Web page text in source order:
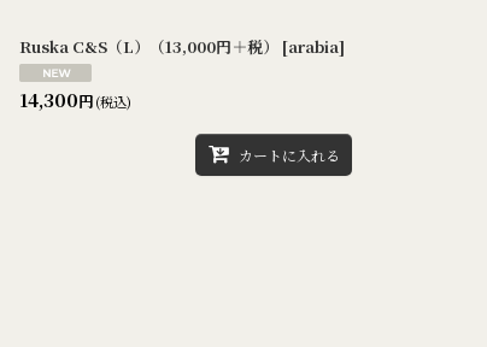
Ruska C&S（L）（13,000円＋税） [arabia]
14,300円(税込)
カートに入れる